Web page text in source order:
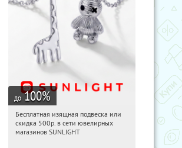
до 100%
06:32:50 Получили:
Россия
Бесплатная изящная подвеска или
скидка 500р. в сети ювелирных
магазинов SUNLIGHT